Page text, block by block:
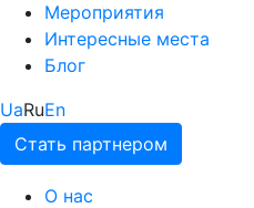
Мероприятия
Интересные места
Блог
UaRuEn
Стать партнером
О нас